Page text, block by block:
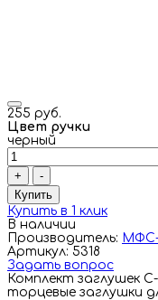
255 руб.
Цвет ручки
черный
+
-
Купить
Купить в 1 клик
В наличии
Производитель: МФС-
Артикул: 5318
Задать вопрос
Комплект заглушек
торцевые заглушки